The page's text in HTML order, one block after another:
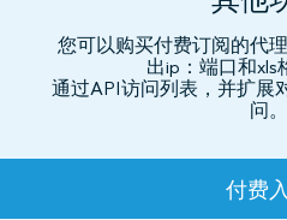
您可以购买付费订阅的代
出ip：端口和xls
通过API访问列表，并扩展
问。
资费
付费